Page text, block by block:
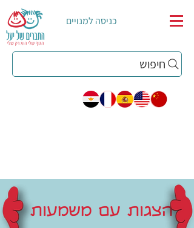
כניסה למנויים
חיפוש
הצגות עם משמעות